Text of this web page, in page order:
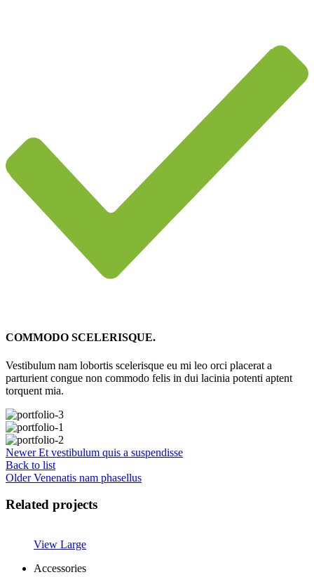
COMMODO SCELERISQUE.
Vestibulum nam lobortis scelerisque eu mi leo orci placerat a
parturient congue non commodo felis in dui lacinia potenti aptent
torquent mia.
Newer Et vestibulum quis a suspendisse
Back to list
Older Venenatis nam phasellus
Related projects
View Large
Accessories